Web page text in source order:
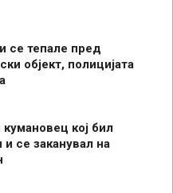
се тепале пред
објект, полицијата
кој бил
и се заканувал на